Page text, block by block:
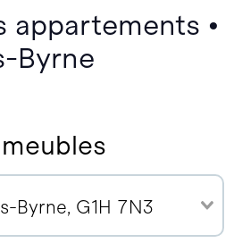
appartements •
Byrne
Byrne, G1H 7N3